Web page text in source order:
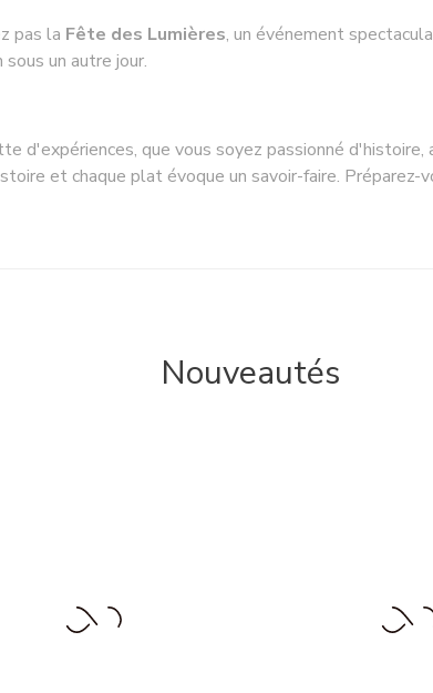
pas la Fête des Lumières, un événement
un autre jour.
d'expériences, que vous soyez passionné
et chaque plat évoque un savoir-faire.
Nouveautés